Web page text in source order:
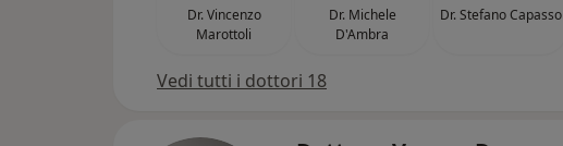
Dr. Vincenzo
Marottoli
Dr. Michele
D'Ambra
Dr. Stefano Capasso
Vedi tutti i dottori 18